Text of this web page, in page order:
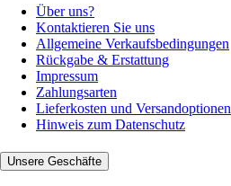
Über uns?
Kontaktieren Sie uns
Allgemeine Verkaufsbedingungen
Rückgabe & Erstattung
Impressum
Zahlungsarten
Lieferkosten und Versandoptionen
Hinweis zum Datenschutz
Unsere Geschäfte